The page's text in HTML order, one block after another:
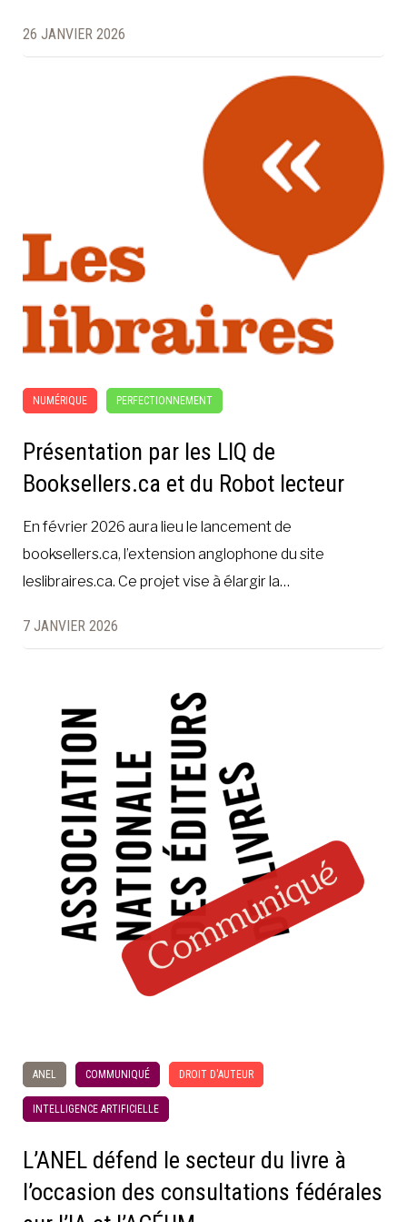
26 JANVIER 2026
NUMÉRIQUE PERFECTIONNEMENT
Présentation par les LIQ de
Booksellers.ca et du Robot lecteur
En février 2026 aura lieu le lancement de
booksellers.ca, l’extension anglophone du site
leslibraires.ca. Ce projet vise à élargir la…
7 JANVIER 2026
ANEL COMMUNIQUÉ DROIT D'AUTEUR
INTELLIGENCE ARTIFICIELLE
L’ANEL défend le secteur du livre à
l’occasion des consultations fédérales